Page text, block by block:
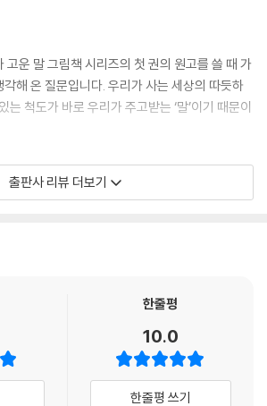
고운 말 그림책 시리즈의 첫 권의 원고를 쓸 때 가
해 온 질문입니다. 우리가 사는 세상의 따듯하
는 척도가 바로 우리가 주고받는 ‘말’이기 때문이
한 말』 『빛나는 말, 힘 나는 말』에서 건넨 문장
계를 성장시켜 주는 고운 말이었습니다. 아이들이
을 때 일어날 수 있는 ‘상처’에 대해 생각할 수
문장입니다. ‘말하기’는 무엇보다 자기의 생각과
전하는 것이 중요합니다. 그러면서도 누군가에게
게 말하는 노하우를 전달하고자 했습니다. 예를
출판사 리뷰 더보기
한줄평
10.0
한줄평 쓰기